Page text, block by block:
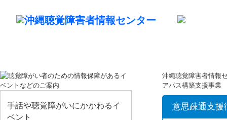
沖縄聴覚障害者情報
アパス構築支援事業
意思疎通支援
手話や聴覚障がいにかかわるイ
ベント